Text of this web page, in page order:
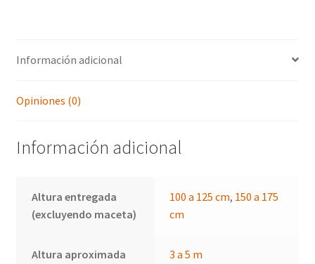
Información adicional
Opiniones (0)
Información adicional
Altura entregada
(excluyendo maceta)
100 a 125 cm, 150 a 175
cm
Altura aproximada
3 a 5 m